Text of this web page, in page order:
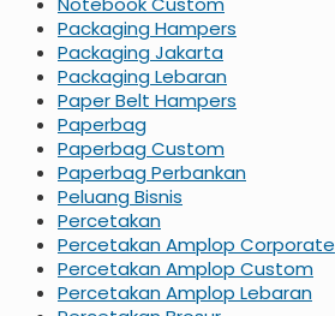
Packaging Hampers
Packaging Jakarta
Packaging Lebaran
Paper Belt Hampers
Paperbag
Paperbag Custom
Paperbag Perbankan
Peluang Bisnis
Percetakan
Percetakan Amplop Corporate
Percetakan Amplop Custom
Percetakan Amplop Lebaran